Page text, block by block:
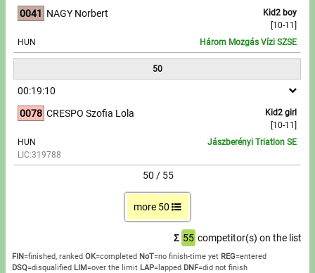
0041
Kid2 boy
[10-11]
NAGY Norbert
HUN Három Mozgás Vízi SZSE
50
00:19:10
0078
Kid2 girl
[10-11]
CRESPO Szofia Lola
HUN
LIC:319788
Jászberényi Triatlon SE
50 / 55
more 50
Σ 55 competitor(s) on the list
FIN=finished, ranked OK=completed NoT=no finish-time yet REG=entered
DSQ=disqualified LIM=over the limit LAP=lapped DNF=did not finish